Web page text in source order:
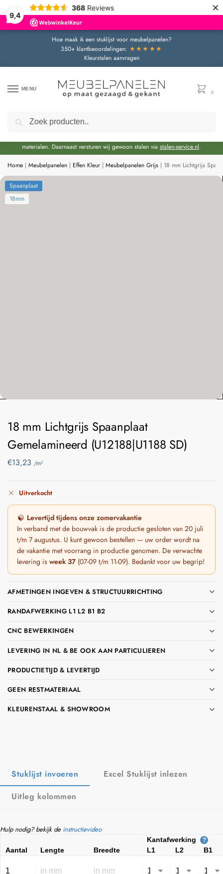
9,4
368 Reviews ×
Hoe maak ik een stuklijst voor meubelpanelen?
350+ klantbeoordelingen: ★★★★★
Kleurstalen aanvragen
MENU
0
Door de bouwvakperiode geldt momenteel een extra levertijd van circa 3 weken
materialen. Daarnaast versturen wij gewoon stalen via stalen-service.nl.
Home | Meubelpanelen | Effen Kleur | Meubelpanelen Grijs | 18 mm Lichtgrijs
Spaanplaat
18mm
18 mm Lichtgrijs Spaanplaat
Gemelamineerd (U12188|U1188 SD)
€13,23 /m²
Uitverkocht
Levertijd tijdens onze zomervakantie
In verband met de bouwvak is de productie gesloten van 20 juli
t/m 7 augustus. U kunt gewoon bestellen — uw order wordt na
de vakantie met voorrang in productie genomen. De verwachte
levering is week 37 (07-09 t/m 11-09). Bedankt voor uw begrip!
AFMETINGEN INGEVEN & STRUCTUURRICHTING
RANDAFWERKING L1 L2 B1 B2
CNC BEWERKINGEN
LEVERING IN NL & BE OOK AAN PARTICULIEREN
PRODUCTIETIJD & LEVERTIJD
GEEN RESTMATERIAAL
KLEURENSTAAL & SHOWROOM
Stuklijst invoeren
Excel Stuklijst inlezen
Uitleg kolommen
Hulp nodig? bekijk de instructievideo
Kantafwerking ?
Aantal Lengte Breedte L1 L2 B1